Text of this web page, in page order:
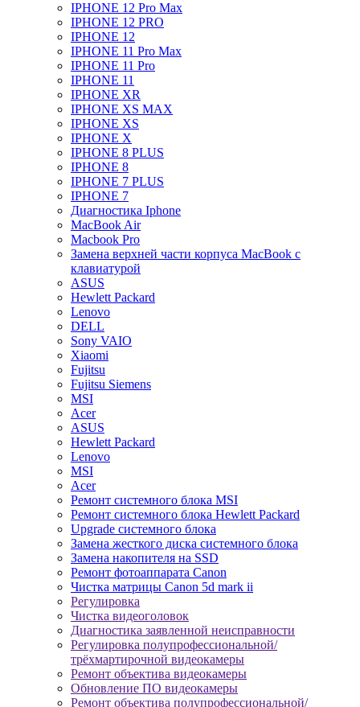
IPHONE 12 Pro Max
IPHONE 12 PRO
IPHONE 12
IPHONE 11 Pro Max
IPHONE 11 Pro
IPHONE 11
IPHONE XR
IPHONE XS MAX
IPHONE XS
IPHONE X
IPHONE 8 PLUS
IPHONE 8
IPHONE 7 PLUS
IPHONE 7
Диагностика Iphone
MacBook Air
Macbook Pro
Замена верхней части корпуса MacBook с
клавиатурой
ASUS
Hewlett Packard
Lenovo
DELL
Sony VAIO
Xiaomi
Fujitsu
Fujitsu Siemens
MSI
Acer
ASUS
Hewlett Packard
Lenovo
MSI
Acer
Ремонт системного блока MSI
Ремонт системного блока Hewlett Packard
Upgrade системного блока
Замена жесткого диска системного блока
Замена накопителя на SSD
Ремонт фотоаппарата Canon
Чистка матрицы Canon 5d mark ii
Регулировка
Чистка видеоголовок
Диагностика заявленной неисправности
Регулировка полупрофессиональной/
трёхмартирочной видеокамеры
Ремонт объектива видеокамеры
Обновление ПО видеокамеры
Ремонт объектива полупрофессиональной/